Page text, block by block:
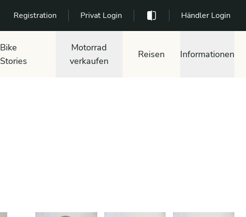
Registration Privat Login Händler Login
Bike
Stories
Motorrad
verkaufen
Reisen Informationen